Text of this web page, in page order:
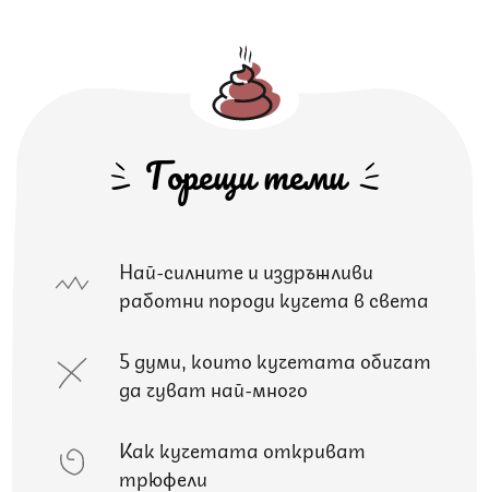
Горещи теми
Най-силните и издръжливи
работни породи кучета в света
5 думи, които кучетата обичат
да чуват най-много
Как кучетата откриват
трюфели